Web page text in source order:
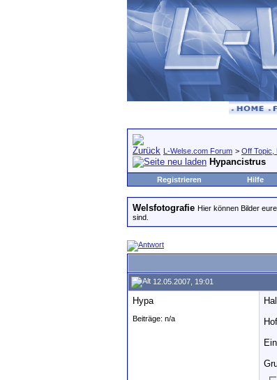
L-Welse.com Forum > Off Topic,
Hypancistrus
Registrieren Hilfe
Welsfotografie Hier können Bilder
sind.
12.05.2007, 19:01
Hypa
Beiträge: n/a